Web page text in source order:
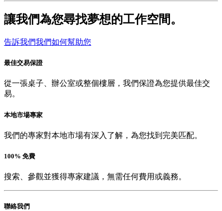
讓我們為您尋找夢想的工作空間。
告訴我們我們如何幫助您
最佳交易保證
從一張桌子、辦公室或整個樓層，我們保證為您提供最佳交
易。
本地市場專家
我們的專家對本地市場有深入了解，為您找到完美匹配。
100% 免費
搜索、參觀並獲得專家建議，無需任何費用或義務。
聯絡我們